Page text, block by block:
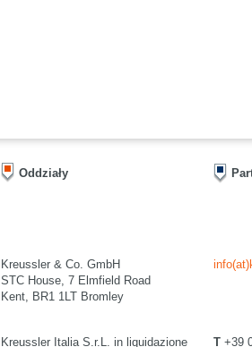
Oddziały
Kreussler & Co. GmbH
STC House, 7 Elmfield Road
Kent, BR1 1LT Bromley
Kreussler Italia S.r.L. in liquidazione
T +39